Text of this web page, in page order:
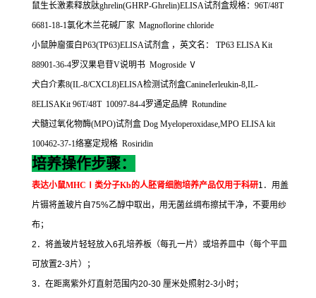
鼠生长激素释放肽ghrelin(GHRP-Ghrelin)ELISA试剂盒规格： 96T/48T
6681-18-1氯化木兰花碱厂家 Magnoflorine chloride
小鼠肿廇蛋白P63(TP63)ELISA试剂盒 ，英文名：
TP63 ELISA Kit
88901-36-4罗汉果皂苷V说明书 Mogroside Ⅴ
犬白介素8(IL-8/CXCL8)ELISA检测试剂盒CanineIerleukin-8,IL-
8ELISAKit 96T/48T 10097-84-4罗通定品牌 Rotundine
犬髓过氧化物酶(MPO)试剂盒 Dog Myeloperoxidase,MPO ELISA kit
100462-37-1络塞定规格 Rosiridin
培养操作步骤：
表达小鼠MHC Ⅰ类分子Kb的人胚肾细胞培养产品仅用于科研1 ．用盖
片镊将盖玻片自75%乙醇中取出，用无菌丝绸布擦拭干净，不要用纱
布；
2 ．将盖玻片轻轻放入6孔培养板（每孔一片）或培养皿中（每个平皿
可放置2-3片）；
3．在距离紫外灯直射范围内20-30 厘米处照射2-3小时；